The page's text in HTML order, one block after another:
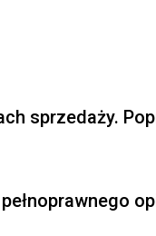
sprzedaży.